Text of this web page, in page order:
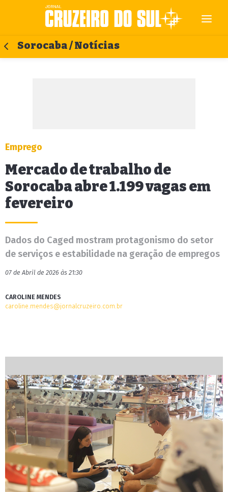
Sorocaba / Notícias
Emprego
Mercado de trabalho de
Sorocaba abre 1.199 vagas em
fevereiro
Dados do Caged mostram protagonismo do setor
de serviços e estabilidade na geração de empregos
07 de Abril de 2026 às 21:30
CAROLINE MENDES
caroline.mendes@jornalcruzeiro.com.br